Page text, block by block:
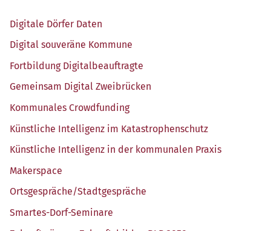
Digi­ta­le Dör­fer Daten
Digi­tal sou­ve­rä­ne Kommune
Fort­bil­dung Digitalbeauftragte
Gemein­sam Digi­tal Zweibrücken
Kom­mu­na­les Crowdfunding
Künst­li­che Intel­li­genz im Katastrophenschutz
Künst­li­che Intel­li­genz in der kom­mu­na­len Praxis
Maker­space
Ortsgespräche/​Stadtgespräche
Smar­tes-Dorf-Semi­na­re